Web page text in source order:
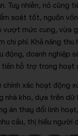
Tuy nhiên, nó cũng
soát tốt, nguồn
vượt mức cung, vừa
chi phí. Khả năng thu
động, doanh nghiệp
hỗ trợ trong hoạt
chính xác hoạt động
nhà kho, dựa trên dữ
án thay đổi linh
cầu, thị hiếu người